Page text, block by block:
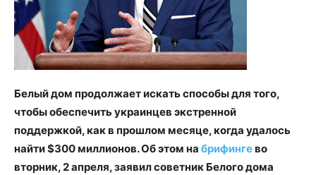
Белый дом продолжает искать способы для того,
чтобы обеспечить украинцев экстренной
поддержкой, как в прошлом месяце, когда удалось
найти $300 миллионов. Об этом на брифингево
вторник, 2 апреля, заявил советник Белого дома